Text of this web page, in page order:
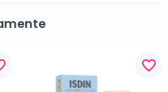
favorite_border